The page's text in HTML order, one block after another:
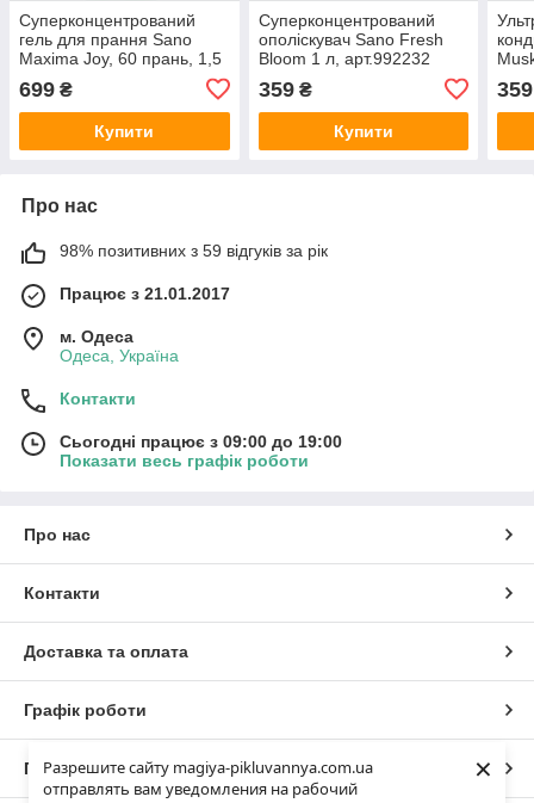
Разрешите сайту magiya-pikluvannya.com.ua
отправлять вам уведомления на рабочий
×
Суперконцентрований
гель для прання Sano
Maxima Joy, 60 прань, 1,5
699 ₴
Купити
Суперконцентрований
ополіскувач Sano Fresh
Bloom 1 л, арт.992232
359₴
Купити
359
Про нас
98% позитивних з 59 відгуків за рік
Працює з 21.01.2017
м. Одеса
Одеса, Україна
Контакти
Сьогодні працює з 09:00 до 19:00
Показати весь графік роботи
Про нас
Контакти
Доставка та оплата
Графік роботи
Повна версія сайту